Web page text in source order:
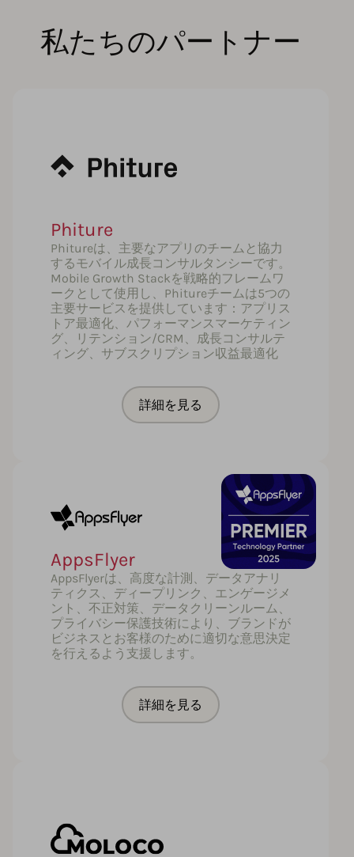
私たちのパートナー
Phiture
Phitureは、主要なアプリのチームと協力
するモバイル成長コンサルタンシーです。
Mobile Growth Stackを戦略的フレームワ
ークとして使用し、Phitureチームは5つの
主要サービスを提供しています：アプリス
トア最適化、パフォーマンスマーケティン
グ、リテンション/CRM、成長コンサルテ
ィング、サブスクリプション収益最適化
詳細を見る
AppsFlyer
AppsFlyerは、高度な計測、データアナリ
ティクス、ディープリンク、エンゲージメ
ント、不正対策、データクリーンルーム、
プライバシー保護技術により、ブランドが
ビジネスとお客様のために適切な意思決定
を行えるよう支援します。
詳細を見る